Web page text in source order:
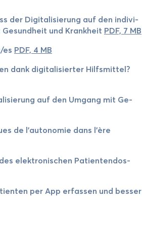
der Di­gi­ta­li­sie­rung auf den in­di­vi­
und Krank­heit PDF, 7 MB
es PDF, 4 MB
dank di­gi­ta­li­sier­ter Hilfs­mit­tel?
auf den Um­gang mit Ge­
de l'au­to­no­mie dans l'ère
elek­tro­ni­schen Pa­ti­en­ten­dos­
per App er­fas­sen und bes­ser